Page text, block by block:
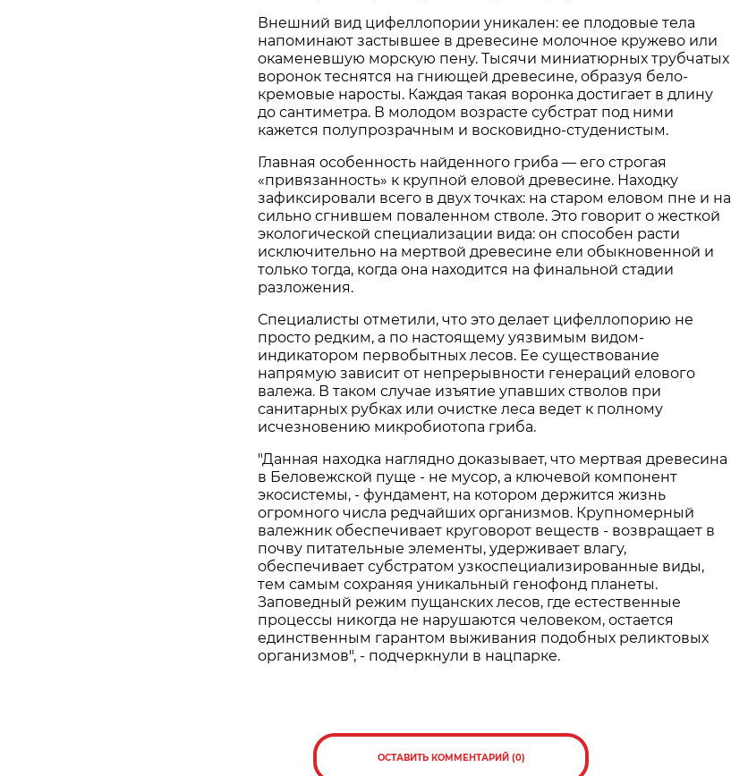
Внешний вид цифеллопории уникален: ее плодовые тела
напоминают застывшее в древесине молочное кружево или
окаменевшую морскую пену. Тысячи миниатюрных трубчатых
воронок теснятся на гниющей древесине, образуя бело-
кремовые наросты. Каждая такая воронка достигает в длину
до сантиметра. В молодом возрасте субстрат под ними
кажется полупрозрачным и восковидно-студенистым.
Главная особенность найденного гриба — его строгая
«привязанность» к крупной еловой древесине. Находку
зафиксировали всего в двух точках: на старом еловом пне и на
сильно сгнившем поваленном стволе. Это говорит о жесткой
экологической специализации вида: он способен расти
исключительно на мертвой древесине ели обыкновенной и
только тогда, когда она находится на финальной стадии
разложения.
Специалисты отметили, что это делает цифеллопорию не
просто редким, а по настоящему уязвимым видом-
индикатором первобытных лесов. Ее существование
напрямую зависит от непрерывности генераций елового
валежа. В таком случае изъятие упавших стволов при
санитарных рубках или очистке леса ведет к полному
исчезновению микробиотопа гриба.
"Данная находка наглядно доказывает, что мертвая древесина
в Беловежской пуще - не мусор, а ключевой компонент
экосистемы, - фундамент, на котором держится жизнь
огромного числа редчайших организмов. Крупномерный
валежник обеспечивает круговорот веществ - возвращает в
почву питательные элементы, удерживает влагу,
обеспечивает субстратом узкоспециализированные виды,
тем самым сохраняя уникальный генофонд планеты.
Заповедный режим пущанских лесов, где естественные
процессы никогда не нарушаются человеком, остается
единственным гарантом выживания подобных реликтовых
организмов", - подчеркнули в нацпарке.
ОСТАВИТЬ КОММЕНТАРИЙ (0)